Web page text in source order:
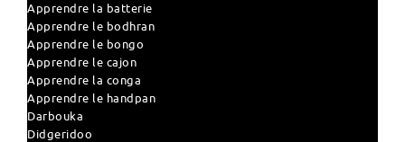
Apprendre la batterie
Apprendre le bodhran
Apprendre le bongo
Apprendre le cajon
Apprendre la conga
Apprendre le handpan
Darbouka
Didgeridoo